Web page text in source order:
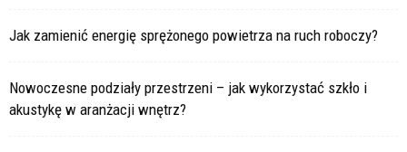
Jak zamienić energię sprężonego powietrza na ruch roboczy?
Nowoczesne podziały przestrzeni – jak wykorzystać szkło i
akustykę w aranżacji wnętrz?